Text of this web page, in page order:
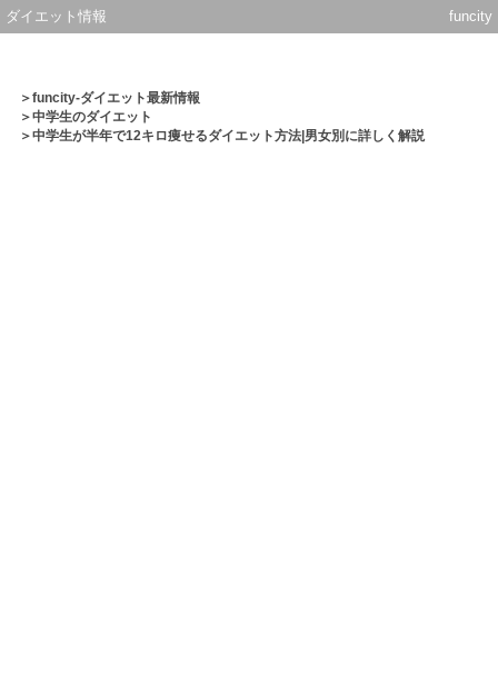
ダイエット情報 funcity
＞funcity-ダイエット最新情報
＞中学生のダイエット
＞中学生が半年で12キロ痩せるダイエット方法|男女別に詳しく解説